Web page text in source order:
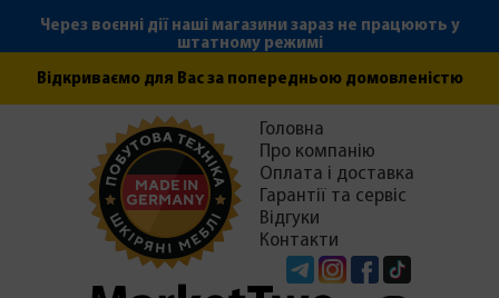
Через воєнні дії наші магазини зараз не працюють у
штатному режимі
Відкриваємо для Вас за попередньою домовленістю
TelegramInstagramFacebook
Головна
Про компанію
Оплата і доставка
Гарантії та сервіс
Відгуки
Контакти